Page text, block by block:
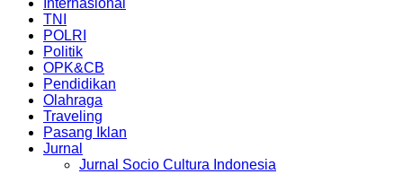
TNI
POLRI
Politik
OPK&CB
Pendidikan
Olahraga
Traveling
Pasang Iklan
Jurnal
Jurnal Socio Cultura Indonesia